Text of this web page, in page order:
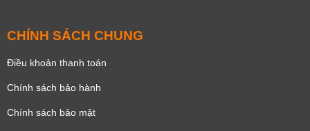
CHÍNH SÁCH CHUNG
Điều khoản thanh toán
Chính sách bảo hành
Chính sách bảo mật